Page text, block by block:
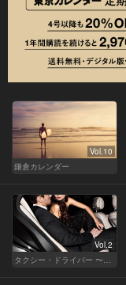
Vol.10
鎌倉カレンダー
Vol.2
タクシー・ドライバー 〜柊舞香〜